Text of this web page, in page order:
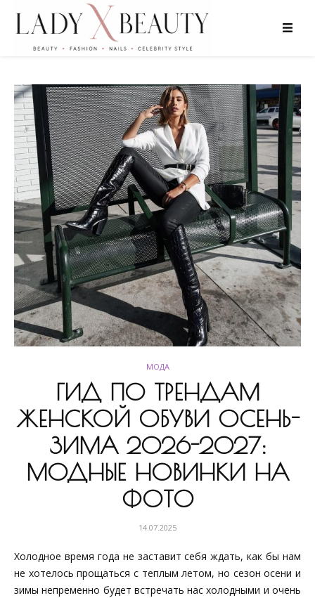
МОДА
ГИД ПО ТРЕНДАМ
ЖЕНСКОЙ ОБУВИ ОСЕНЬ-
ЗИМА 2026-2027:
МОДНЫЕ НОВИНКИ НА
ФОТО
14.07.2025
Холодное время года не заставит себя ждать, как бы нам
не хотелось прощаться с теплым летом, но сезон осени и
зимы непременно будет встречать нас холодными и очень